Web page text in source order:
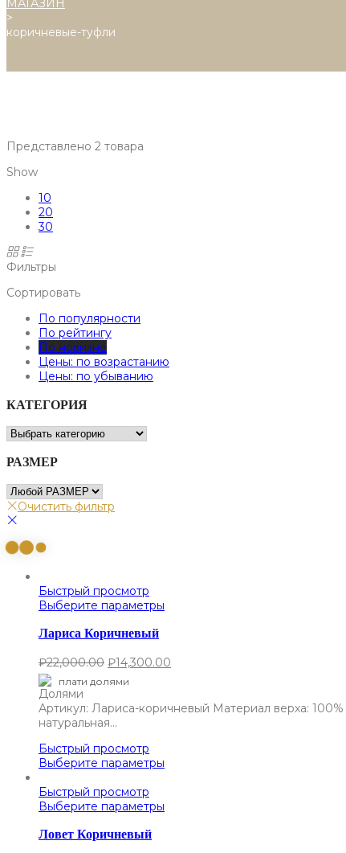
МАГАЗИН
>
коричневые-туфли
Представлено 2 товара
Show
10
20
30
Фильтры
Сортировать
По популярности
По рейтингу
По новизне
Цены: по возрастанию
Цены: по убыванию
КАТЕГОРИЯ
РАЗМЕР
Очистить фильтр
Быстрый просмотр
Выберите параметры
Лариса Коричневый
₽22,000.00 ₽14,300.00
плати долями
Артикул: Лариса-коричневый Материал верха:
натуральная…
Быстрый просмотр
Выберите параметры
Быстрый просмотр
Выберите параметры
Ловет Коричневый